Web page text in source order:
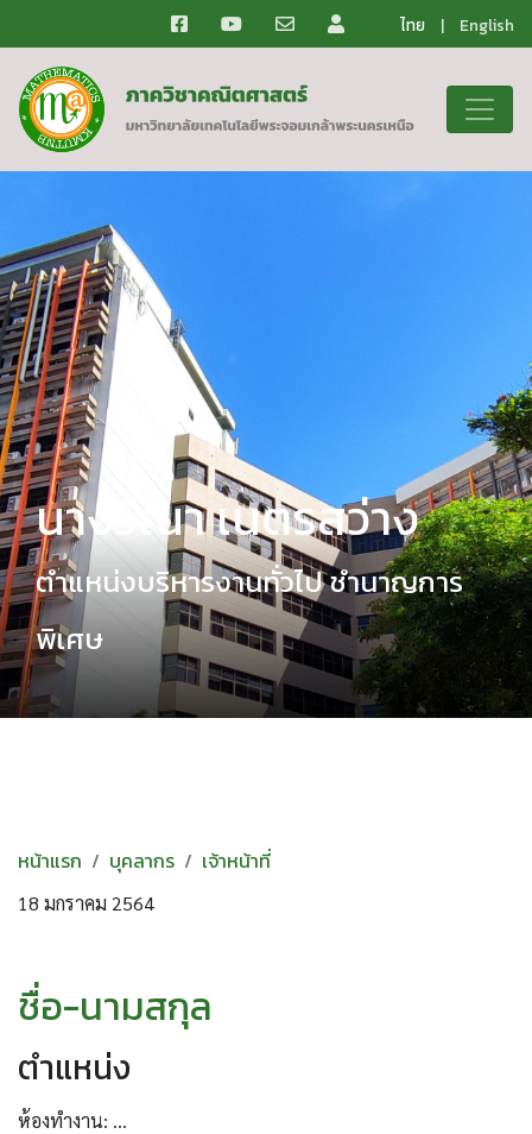
ไทย | English
นางวีณา เนตรสว่าง
ตำแหน่งบริหารงานทั่วไป ชำนาญการ
พิเศษ
หน้าแรก บุคลากร เจ้าหน้าที่
18 มกราคม 2564
ชื่อ-นามสกุล
ตำแหน่ง
ห้องทำงาน: ...